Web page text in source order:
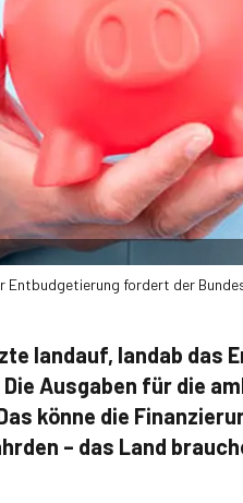
Entbudgetierung fordert der
landauf, landab das
Ausgaben für die
könne die
– das Land